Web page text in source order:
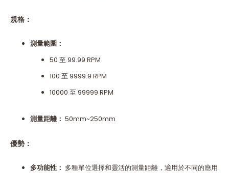
規格：
測量範圍：
50 至 99.99 RPM
100 至 9999.9 RPM
10000 至 99999 RPM
測量距離： 50mm~250mm
優勢：
多功能性： 多種單位選擇和靈活的測量距離，適用於不同的應用